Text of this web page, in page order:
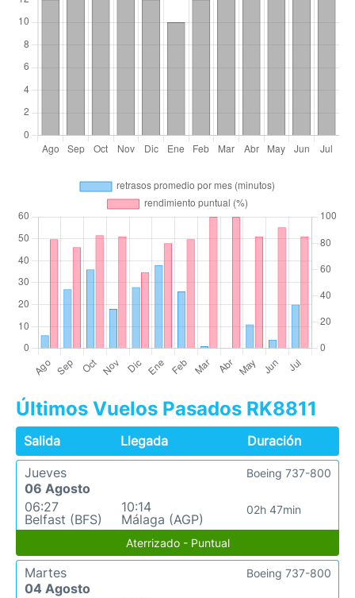
Últimos Vuelos Pasados RK8811
Salida Llegada
Duración
Jueves
06 Agosto
06:27
Belfast (BFS)
10:14
Málaga (AGP)
02h 47min
Boeing 737-800
Aterrizado - Puntual
Martes
04 Agosto
Boeing 737-800